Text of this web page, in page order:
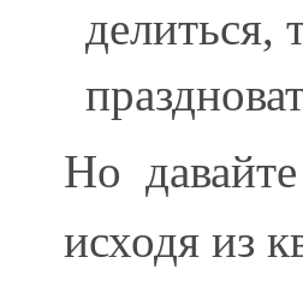
делиться,
Но
исходя из